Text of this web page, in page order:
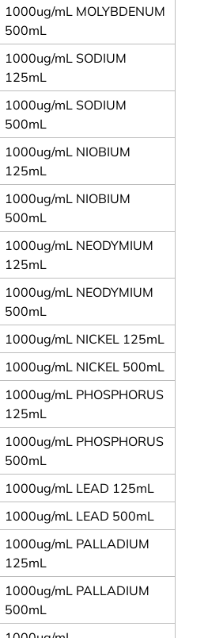
1000ug/mL MOLYBDENUM
500mL
1000ug/mL SODIUM
125mL
1000ug/mL SODIUM
500mL
1000ug/mL NIOBIUM
125mL
1000ug/mL NIOBIUM
500mL
1000ug/mL NEODYMIUM
125mL
1000ug/mL NEODYMIUM
500mL
1000ug/mL NICKEL 125mL
1000ug/mL NICKEL 500mL
1000ug/mL PHOSPHORUS
125mL
1000ug/mL PHOSPHORUS
500mL
1000ug/mL LEAD 125mL
1000ug/mL LEAD 500mL
1000ug/mL PALLADIUM
125mL
1000ug/mL PALLADIUM
500mL